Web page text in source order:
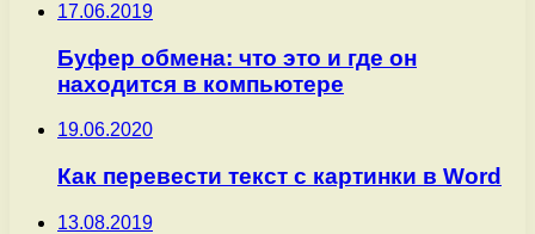
17.06.2019
Буфер обмена: что это и где он
находится в компьютере
19.06.2020
Как перевести текст с картинки в Word
13.08.2019